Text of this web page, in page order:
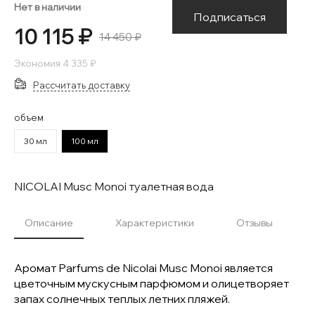
Нет в наличии
10 115 ₽ 14 450 ₽
Экономия 4 335 ₽
Подписаться
Рассчитать доставку
объем
30 мл 100 мл
NICOLAI Musc Monoi туалетная вода
Описание Характеристики Отзывы
Аромат Parfums de Nicolai Musc Monoi является
цветочным мускусным парфюмом и олицетворяет
запах солнечных теплых летних пляжей.